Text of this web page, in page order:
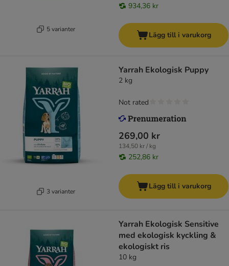
5 varianter
934,36 kr
Lägg till i varukorg
3 varianter
Yarrah Ekologisk Puppy
2 kg
269,00 kr
134,50 kr / kg
252,86 kr
Not rated
Lägg till i varukorg
Yarrah Ekologisk Sensitive
med ekologisk kyckling &
ekologiskt ris
10 kg